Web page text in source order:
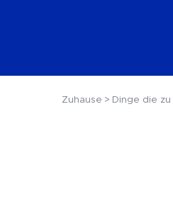
Zuhause Dinge die zu